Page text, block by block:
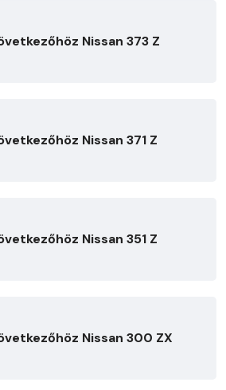
Nissan 373 Z
Nissan 371 Z
Nissan 351 Z
Nissan 300 ZX